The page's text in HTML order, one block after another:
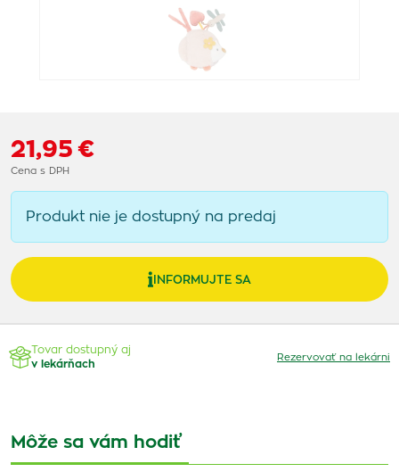
21,95 €
Cena s DPH
Produkt nie je dostupný na predaj
INFORMUJTE SA
Tovar dostupný aj
v lekárňach
Rezervovať na lekárni
Môže sa vám hodiť